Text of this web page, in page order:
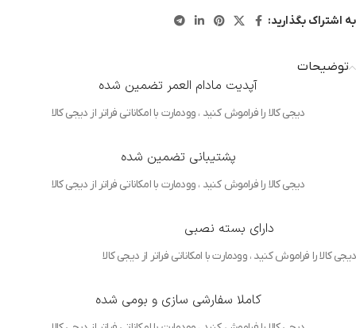
به اشتراک بگذارید:
توضیحات
آپدیت مادام العمر تضمین شده
دیجی کالا را فراموش کنید ، وودمارت با امکاناتی فراتر از دیجی کالا
پشتیبانی تضمین شده
دیجی کالا را فراموش کنید ، وودمارت با امکاناتی فراتر از دیجی کالا
دارای بسته نصبی
دیجی کالا را فراموش کنید ، وودمارت با امکاناتی فراتر از دیجی کالا
کاملا سفارشی سازی و بومی شده